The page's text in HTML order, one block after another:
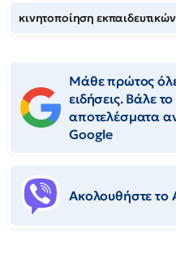
κινητοποίηση εκπαιδευτικών
Μάθε πρώτος
ειδήσεις. Βάλε
αποτελέσματα
Google
Ακολουθήστε το